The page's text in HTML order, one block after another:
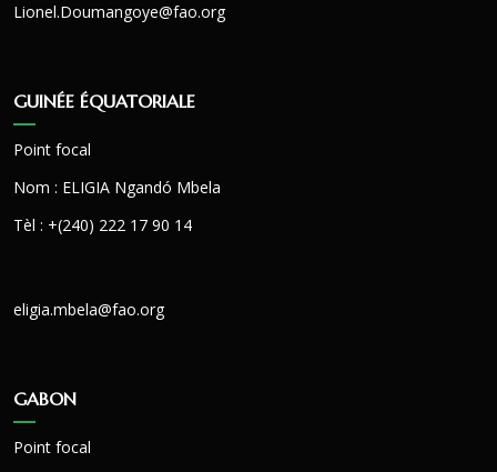
Lionel.Doumangoye@fao.org
GUINÉE ÉQUATORIALE
Point focal
Nom : ELIGIA Ngandó Mbela
Tèl : +(240) 222 17 90 14
eligia.mbela@fao.org
GABON
Point focal